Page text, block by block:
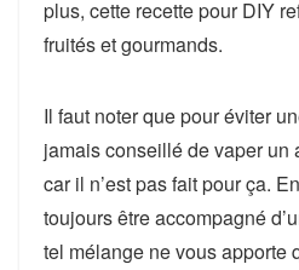
plus, cette recette pour DIY
fruités et gourmands.
Il faut noter que pour éviter
jamais conseillé de vaper un
car il n’est pas fait pour ça.
toujours être accompagné
tel mélange ne vous apporte